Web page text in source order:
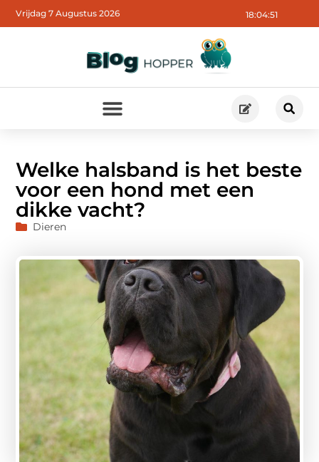
18:04:52
Vrijdag 7 Augustus 2026
Welke halsband is het beste
voor een hond met een
dikke vacht?
Dieren